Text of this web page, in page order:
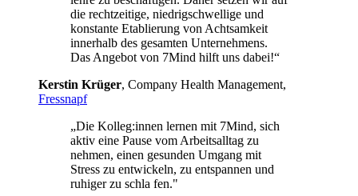
die recht­zei­tige, nied­rig­schwel­lige und
kon­stante Eta­blie­rung von Acht­sam­keit
inner­halb des gesam­ten Unterneh­mens.
Das Ange­bot von 7Mind hilft uns dabei!“
Kers­tin Krüger, Com­pany Health Manage­ment,
Fressnapf
„Die Kolleg:innen lernen mit 7Mind, sich
aktiv eine Pause vom Arbeitsalltag zu
nehmen, einen gesunden Umgang mit
Stress zu entwickeln, zu entspannen und
ruhiger zu schla fen."